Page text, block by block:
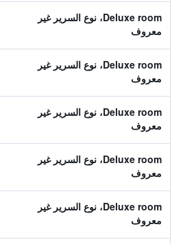
Deluxe room، نوع السرير غير
معروف
Deluxe room، نوع السرير غير
معروف
Deluxe room، نوع السرير غير
معروف
Deluxe room، نوع السرير غير
معروف
Deluxe room، نوع السرير غير
معروف